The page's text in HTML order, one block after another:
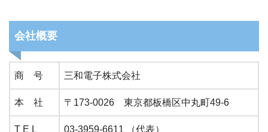
会社概要
商 号 三和電子株式会社
本 社 〒173-0026 東京都板橋区中丸町49-6
T E L 03-3959-6611 （代表）